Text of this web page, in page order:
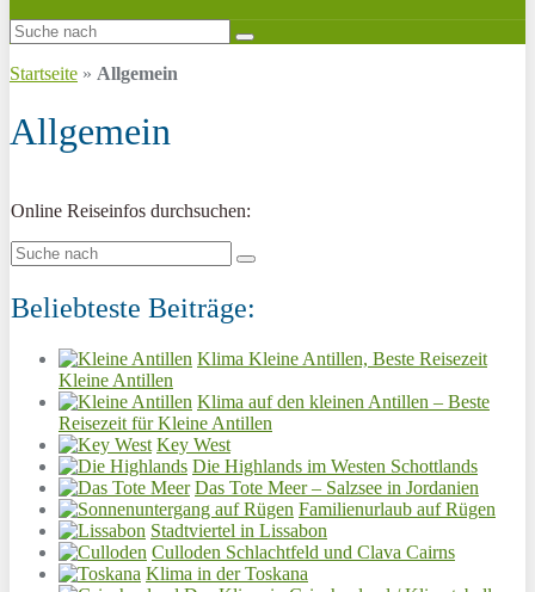
Startseite » Allgemein
Allgemein
Online Reiseinfos durchsuchen:
Beliebteste Beiträge:
Klima Kleine Antillen, Beste Reisezeit
Kleine Antillen
Klima auf den kleinen Antillen – Beste
Reisezeit für Kleine Antillen
Key West
Die Highlands im Westen Schottlands
Das Tote Meer – Salzsee in Jordanien
Familienurlaub auf Rügen
Stadtviertel in Lissabon
Culloden Schlachtfeld und Clava Cairns
Klima in der Toskana